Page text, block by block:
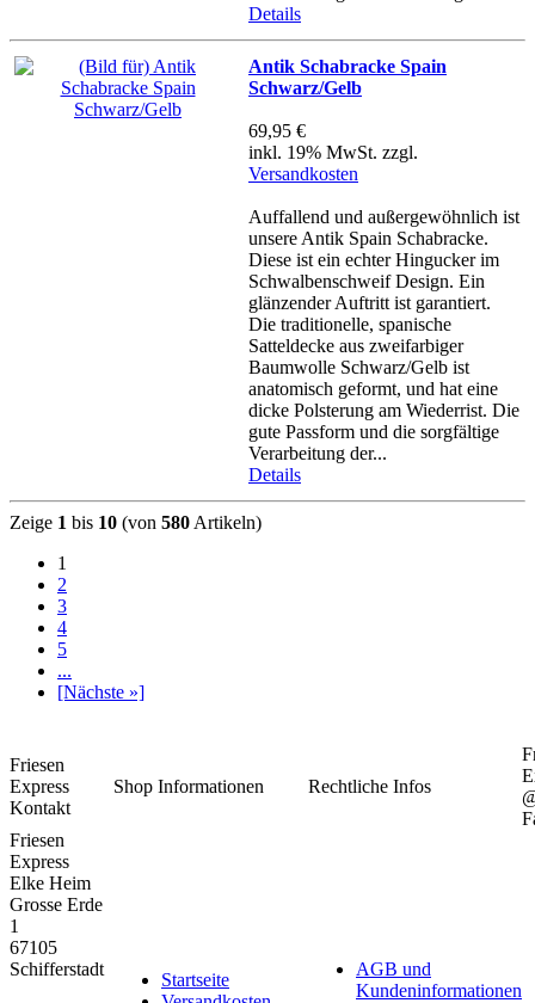
Details
Antik Schabracke Spain
Schwarz/Gelb
69,95 €
inkl. 19% MwSt. zzgl.
Versandkosten
Auffallend und außergewöhnlich ist
unsere Antik Spain Schabracke.
Diese ist ein echter Hingucker im
Schwalbenschweif Design. Ein
glänzender Auftritt ist garantiert.
Die traditionelle, spanische
Satteldecke aus zweifarbiger
Baumwolle Schwarz/Gelb ist
anatomisch geformt, und hat eine
dicke Polsterung am Wiederrist. Die
gute Passform und die sorgfältige
Verarbeitung der...
Details
Zeige 1 bis 10 (von 580 Artikeln)
1
2
3
4
5
...
[Nächste »]
Friesen
Express
Kontakt
Shop Informationen Rechtliche Infos
Friesen
Express
Elke Heim
Grosse Erde
1
67105
Schifferstadt
Startseite
AGB und
Kundeninformationen